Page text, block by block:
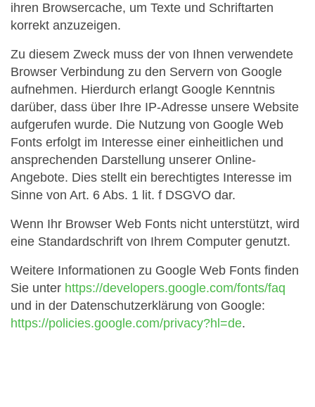
ihren Browsercache, um Texte und Schriftarten
korrekt anzuzeigen.
Zu diesem Zweck muss der von Ihnen verwendete
Browser Verbindung zu den Servern von Google
aufnehmen. Hierdurch erlangt Google Kenntnis
darüber, dass über Ihre IP-Adresse unsere Website
aufgerufen wurde. Die Nutzung von Google Web
Fonts erfolgt im Interesse einer einheitlichen und
ansprechenden Darstellung unserer Online-
Angebote. Dies stellt ein berechtigtes Interesse im
Sinne von Art. 6 Abs. 1 lit. f DSGVO dar.
Wenn Ihr Browser Web Fonts nicht unterstützt, wird
eine Standardschrift von Ihrem Computer genutzt.
Weitere Informationen zu Google Web Fonts finden
Sie unter https://developers.google.com/fonts/faq
und in der Datenschutzerklärung von Google:
https://policies.google.com/privacy?hl=de.